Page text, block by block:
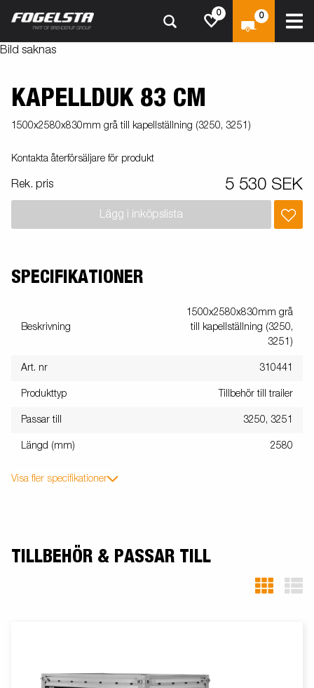
0 0
Bild saknas
KAPELLDUK 83 CM
1500x2580x830mm grå till kapellställning (3250, 3251)
Kontakta återförsäljare för produkt
Rek. pris 5 530 SEK
Lägg i inköpslista
SPECIFIKATIONER
Beskrivning
1500x2580x830mm grå
till kapellställning (3250,
3251)
Art. nr 310441
Produkttyp Tillbehör till trailer
Passar till 3250, 3251
Längd (mm) 2580
Visa fler specifikationer
TILLBEHÖR & PASSAR TILL